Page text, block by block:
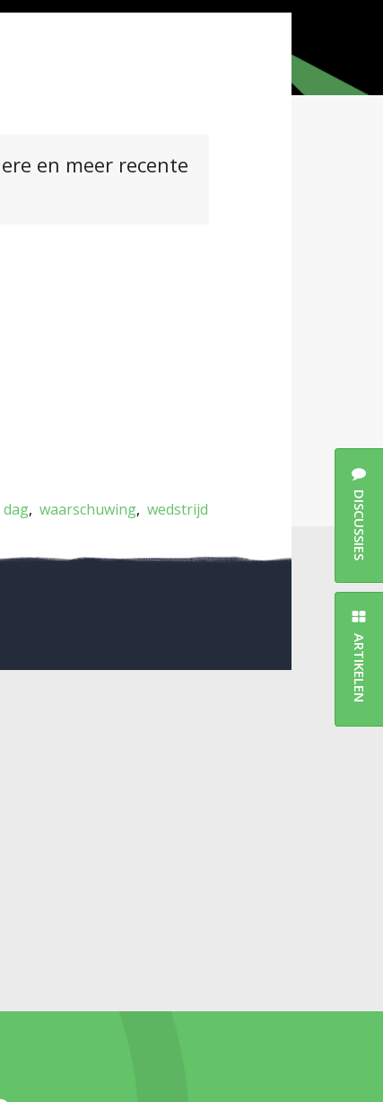
en meer recente
dag waarschuwing wedstrijd DISCUSSIES
ARTIKELEN